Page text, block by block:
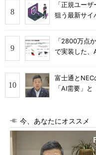
「正規ユー
狙う最新サイ
「2800万点
で実装した、
富士通と
「AI需要」と
今、あなたにオススメ